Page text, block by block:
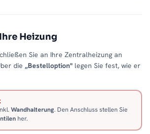
Heizung
Sie an Ihre Zentralheizung an
die „Bestelloption" legen Sie fest, wie er
Wandhalterung. Den Anschluss stellen Sie
her.